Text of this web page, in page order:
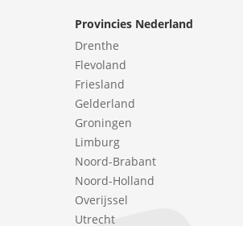
Provincies Nederland
Drenthe
Flevoland
Friesland
Gelderland
Groningen
Limburg
Noord-Brabant
Noord-Holland
Overijssel
Utrecht